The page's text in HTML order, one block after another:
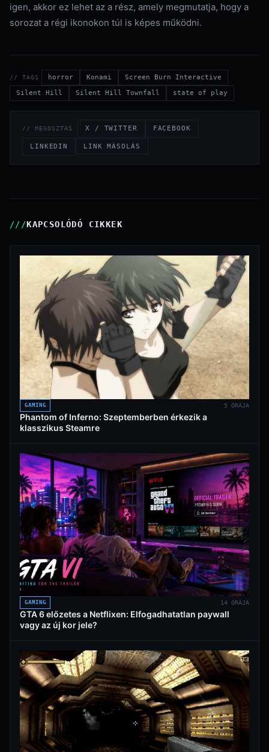
igen, akkor ez lehet az a rész, amely megmutatja, hogy a
sorozat a régi ikonokon túl is képes működni.
// TAGS horror Konami
Screen Burn Interactive
Silent Hill
Silent Hill Townfall state of play
// MEGOSZTÁS X / TWITTER FACEBOOK
LINKEDIN LINK MÁSOLÁS
KAPCSOLÓDÓ CIKKEK
GAMING 5 ÓRÁJA
Phantom of Inferno: Szeptemberben érkezik a
klasszikus Steamre
GAMING 14 ÓRÁJA
GTA 6 előzetes a Netflixen: Elfogadhatatlan paywall
vagy az új kor jele?